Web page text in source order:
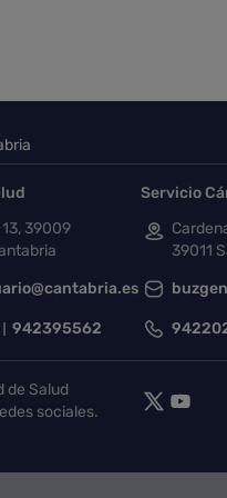
pie de página
39009
942395562
Servicio
39011
de Salud
sociales.